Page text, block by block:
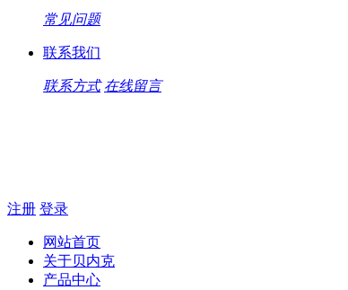
常见问题
联系我们
联系方式 在线留言
注册 登录
网站首页
关于贝内克
产品中心